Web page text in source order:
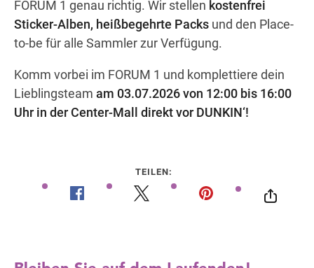
FORUM 1 genau richtig. Wir stellen kostenfrei
Sticker-Alben, heißbegehrte Packs und den Place-
to-be für alle Sammler zur Verfügung.
Komm vorbei im FORUM 1 und komplettiere dein
Lieblingsteam am 03.07.2026 von 12:00 bis 16:00
Uhr in der Center-Mall direkt vor DUNKIN‘!
TEILEN: